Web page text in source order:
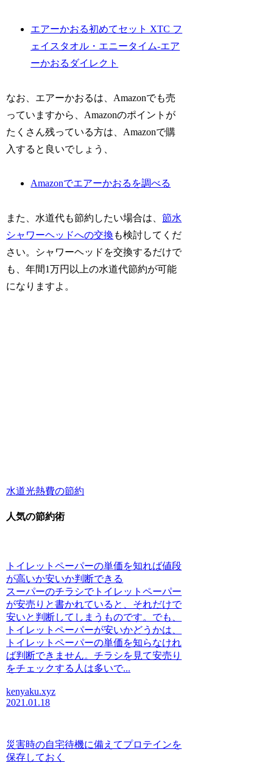
エアーかおる初めてセット XTC フ
ェイスタオル・エニータイム-エア
ーかおるダイレクト
なお、エアーかおるは、Amazonでも売
っていますから、Amazonのポイントが
たくさん残っている方は、Amazonで購
入すると良いでしょう、
Amazonでエアーかおるを調べる
また、水道代も節約したい場合は、節水
シャワーヘッドへの交換 も検討してくだ
さい。シャワーヘッドを交換するだけで
も、年間1万円以上の水道代節約が可能
になりますよ。
水道光熱費の節約
人気の節約術
トイレットペーパーの単価を知れば値段
が高いか安いか判断できる
スーパーのチラシでトイレットペーパー
が安売りと書かれていると、それだけで
安いと判断してしまうものです。でも、
トイレットペーパーが安いかどうかは、
トイレットペーパーの単価を知らなけれ
ば判断できません。チラシを見て安売り
をチェックする人は多いで...
kenyaku.xyz
2021.01.18
災害時の自宅待機に備えてプロテインを
保存しておく